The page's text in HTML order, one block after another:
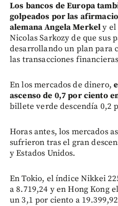
Los bancos de Europa
golpeados por las
alemana Angela Merkely el
Nicolas Sarkozy de que sus
desarrollando un plan para
las transacciones
En los mercados de dinero,
ascenso de 0,7 por ciento
billete verde descendía 0,2
Horas antes, los mercados
sufrieron tras el gran
y Estados Unidos.
En Tokio, el índice Nikkei
a 8.719,24 y en Hong Kong
un 3,1 por ciento a